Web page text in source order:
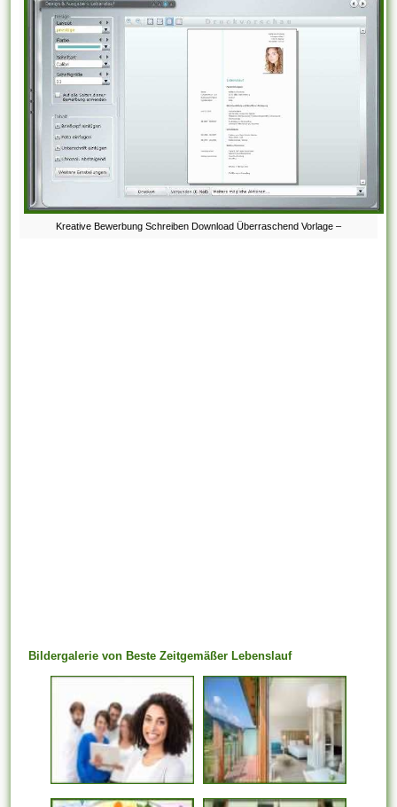
Kreative Bewerbung Schreiben Download Überraschend Vorlage –
Bildergalerie von Beste Zeitgemäßer Lebenslauf